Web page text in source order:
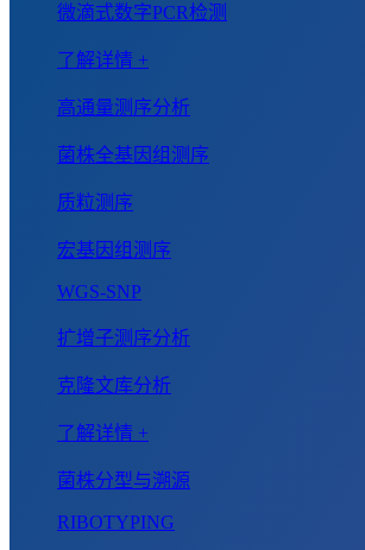
微滴式数字PCR检测
了解详情 +
高通量测序分析
菌株全基因组测序
质粒测序
宏基因组测序
WGS-SNP
扩增子测序分析
克隆文库分析
了解详情 +
菌株分型与溯源
RIBOTYPING